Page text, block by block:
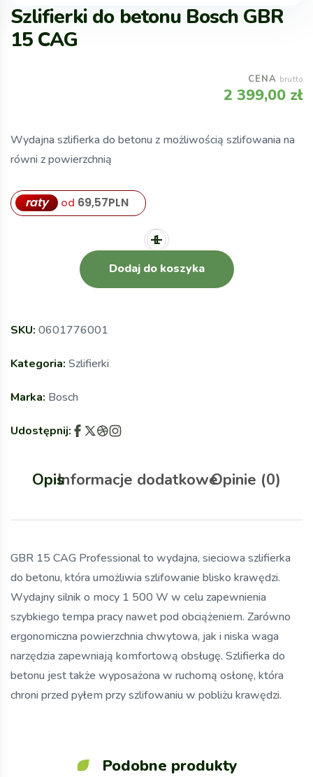
Szlifierki do betonu Bosch GBR
15 CAG
CENA brutto
2 399,00 zł
Wydajna szlifierka do betonu z możliwością szlifowania na
równi z powierzchnią
raty od 69,57PLN
Dodaj do koszyka
SKU: 0601776001
Kategoria: Szlifierki
Marka: Bosch
Udostępnij:
OpisInformacje dodatkoweOpinie (0)
GBR 15 CAG Professional to wydajna, sieciowa szlifierka
do betonu, która umożliwia szlifowanie blisko krawędzi.
Wydajny silnik o mocy 1 500 W w celu zapewnienia
szybkiego tempa pracy nawet pod obciążeniem. Zarówno
ergonomiczna powierzchnia chwytowa, jak i niska waga
narzędzia zapewniają komfortową obsługę. Szlifierka do
betonu jest także wyposażona w ruchomą osłonę, która
chroni przed pyłem przy szlifowaniu w pobliżu krawędzi.
Podobne produkty